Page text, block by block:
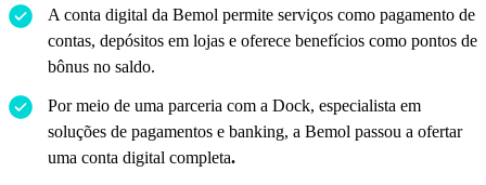
A conta digital da Bemol permite serviços como pagamento de
contas, depósitos em lojas e oferece benefícios como pontos de
bônus no saldo.
Por meio de uma parceria com a Dock, especialista em
soluções de pagamentos e banking, a Bemol passou a ofertar
uma conta digital completa.